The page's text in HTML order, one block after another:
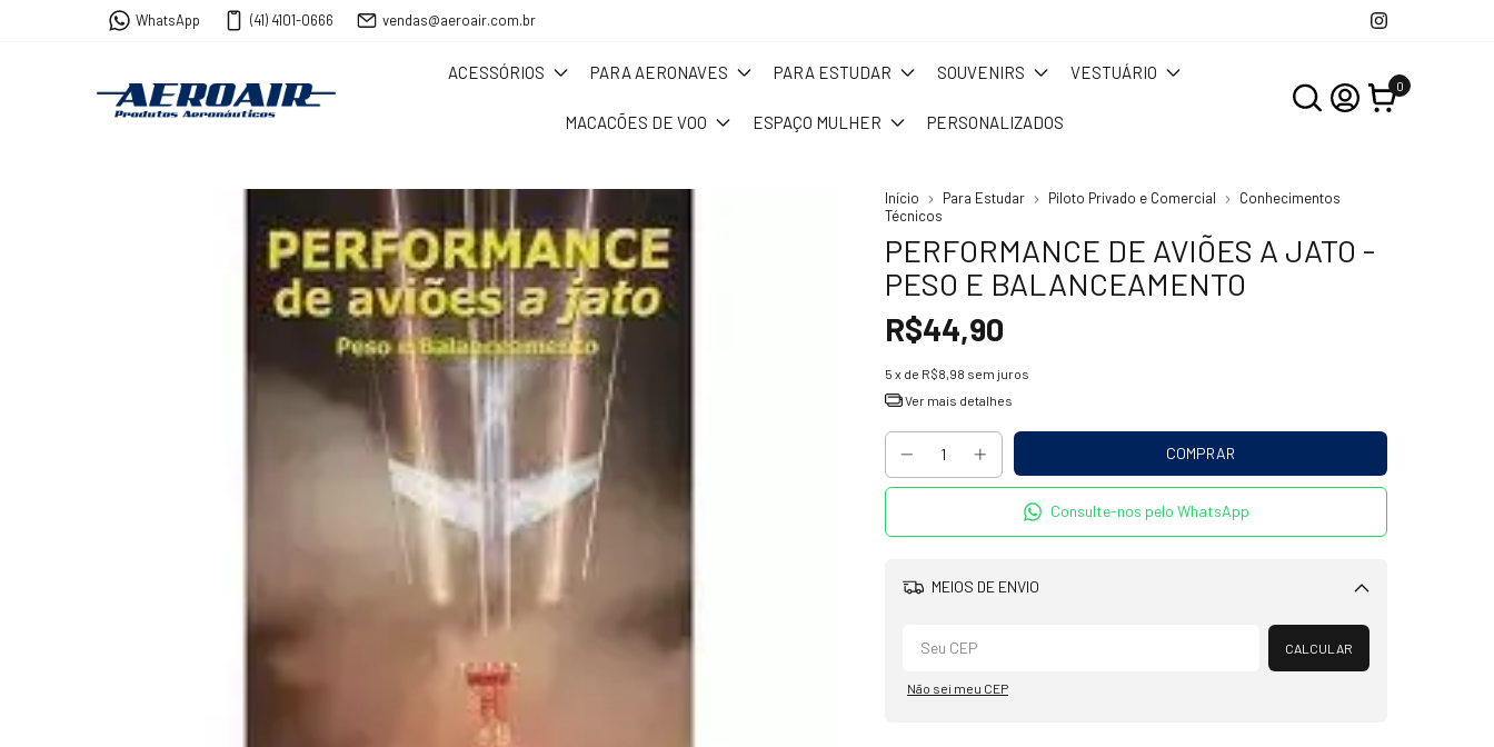
WhatsApp (41) 4101-0666 vendas@aeroair.com.br
ACESSÓRIOS PARA AERONAVES PARA ESTUDAR SOUVENIRS VESTUÁRIO
MACACÕES DE VOO ESPAÇO MULHER PERSONALIZADOS
0
Início Para Estudar Piloto Privado e Comercial
Conhecimentos
Técnicos
PERFORMANCE DE AVIÕES A JATO -
PESO E BALANCEAMENTO
R$44,90
5 x de R$8,98 sem juros
Ver mais detalhes
Consulte-nos pelo WhatsApp
MEIOS DE ENVIO
Alterar CEP
CALCULAR
Não sei meu CEP